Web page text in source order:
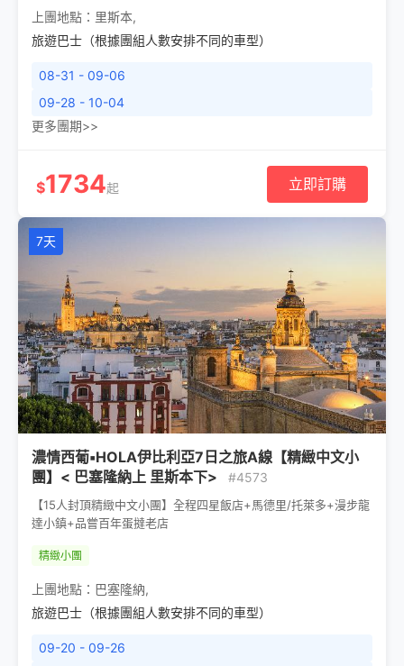
上團地點： 里斯本,
旅遊巴士（根據團組人數安排不同的車型）
08-31 - 09-06
09-28 - 10-04
更多團期>>
$1734起 立即訂購
7天
濃情西葡▪HOLA伊比利亞7日之旅A線【精緻中文小
團】< 巴塞隆納上 里斯本下>
#4573
【15人封頂精緻中文小團】全程四星飯店+馬德里/托萊多+漫步龍
達小鎮+品嘗百年蛋撻老店
精緻小團
上團地點： 巴塞隆納,
旅遊巴士（根據團組人數安排不同的車型）
09-20 - 09-26